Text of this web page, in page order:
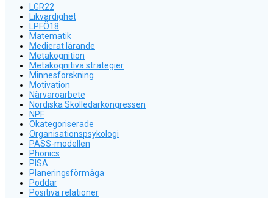
LGR22
Likvärdighet
LPFÖ18
Matematik
Medierat lärande
Metakognition
Metakognitiva strategier
Minnesforskning
Motivation
Närvaroarbete
Nordiska Skolledarkongressen
NPF
Okategoriserade
Organisationspsykologi
PASS-modellen
Phonics
PISA
Planeringsförmåga
Poddar
Positiva relationer